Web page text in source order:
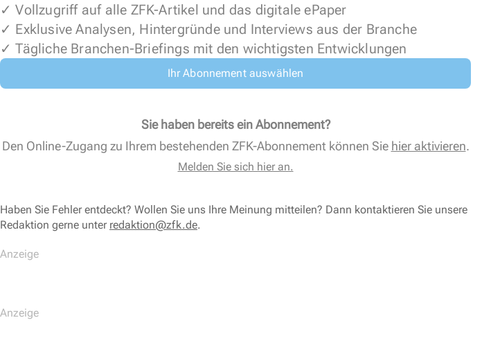
✓ Vollzugriff auf alle ZFK-Artikel und das digitale ePaper
✓ Exklusive Analysen, Hintergründe und Interviews aus der Branche
✓ Tägliche Branchen-Briefings mit den wichtigsten Entwicklungen
Ihr Abonnement auswählen
Sie haben bereits ein Abonnement?
Den Online-Zugang zu Ihrem bestehenden ZFK-Abonnement können Sie hier aktivieren.
Melden Sie sich hier an.
Haben Sie Fehler entdeckt? Wollen Sie uns Ihre Meinung mitteilen? Dann kontaktieren Sie unsere
Redaktion gerne unter redaktion@zfk.de.